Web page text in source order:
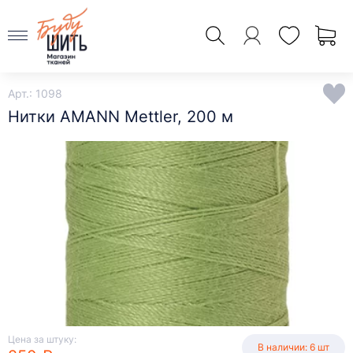
Арт.: 1098
Нитки AMANN Mettler, 200 м
Цена за штуку:
В наличии: 6 шт